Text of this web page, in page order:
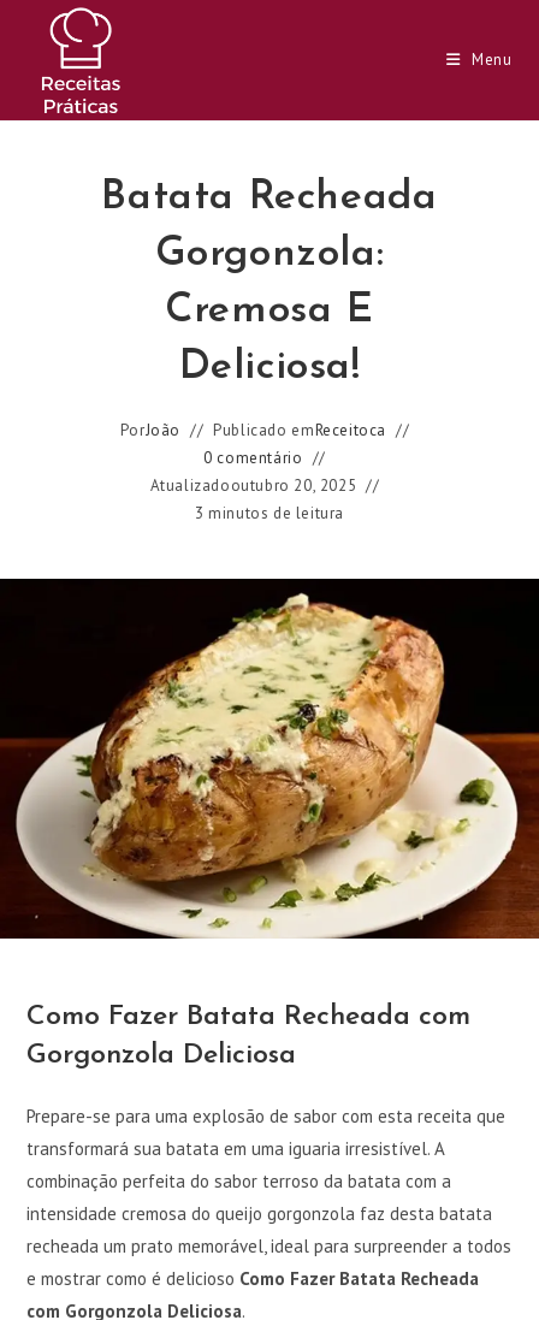
conteúdo
Menu
Batata Recheada
Gorgonzola:
Cremosa E
Deliciosa!
PorJoão Publicado emReceitoca
0 comentário
Atualizadooutubro 20, 2025
3 minutos de leitura
Como Fazer Batata Recheada com
Gorgonzola Deliciosa
Prepare-se para uma explosão de sabor com esta receita que
transformará sua batata em uma iguaria irresistível. A
combinação perfeita do sabor terroso da batata com a
intensidade cremosa do queijo gorgonzola faz desta batata
recheada um prato memorável, ideal para surpreender a todos
e mostrar como é delicioso Como Fazer Batata Recheada
com Gorgonzola Deliciosa.